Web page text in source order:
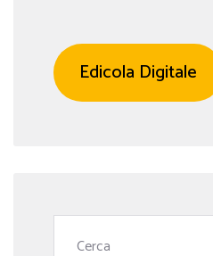
Edicola Digitale